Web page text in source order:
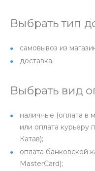
Выбрать тип
самовывоз из
доставка.
Выбрать вид
наличные (оплата в
или оплата курьеру
Катав);
оплата банковской
MasterCard);